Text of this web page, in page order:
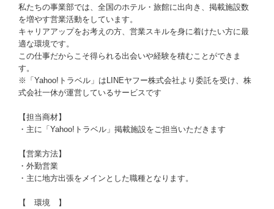
私たちの事業部では、全国のホテル・旅館に出向き、掲載施設数
を増やす営業活動をしています。
キャリアアップをお考えの方、営業スキルを身に着けたい方に最
適な環境です。
この仕事だからこそ得られる出会いや経験を積むことができま
す。
※「Yahoo!トラベル」はLINEヤフー株式会社より委託を受け、株
式会社一休が運営しているサービスです
【担当商材】
・主に「Yahoo!トラベル」掲載施設をご担当いただきます
【営業方法】
・外勤営業
・主に地方出張をメインとした職種となります。
【 環境 】